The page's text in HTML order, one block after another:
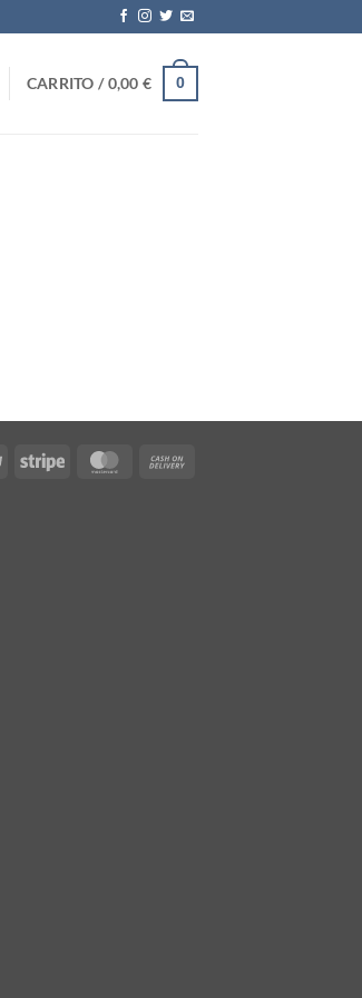
CARRITO /0,00€ 0
PayPal Stripe MasterCard